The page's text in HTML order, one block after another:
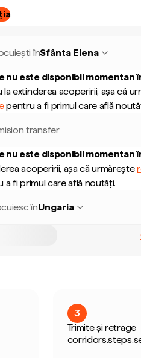
înSfânta Elena
nu este disponibil momentan
la extinderea acoperirii, așa că
pentru a fi primul care află
transfer
nu este disponibil momentan
acoperirii, așa că urmărește
a fi primul care află noutăți.
înUngaria
3
Trimite și retrage